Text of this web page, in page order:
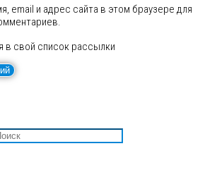
email и адрес сайта в этом браузере для
в свой список рассылки